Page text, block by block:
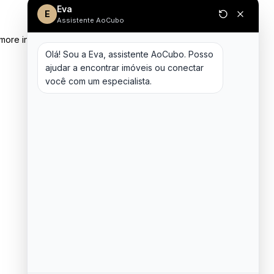
information)
E Eva
Assistente AoCubo
Olá! Sou a Eva, assistente AoCubo. Posso
ajudar a encontrar imóveis ou conectar
você com um especialista.